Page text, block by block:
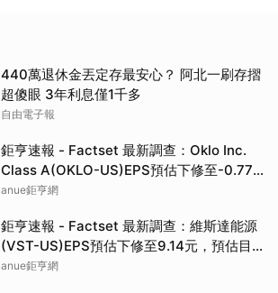
440萬退休金丟定存最安心？ 阿北一刷存摺
超傻眼 3年利息僅1千多
自由電子報
鉅亨速報 - Factset 最新調查：Oklo Inc.
Class A(OKLO-US)EPS預估下修至-0.77
元，預估目標價為83.50元
anue鉅亨網
鉅亨速報 - Factset 最新調查：維斯達能源
(VST-US)EPS預估下修至9.14元，預估目
標價為222.00元
anue鉅亨網